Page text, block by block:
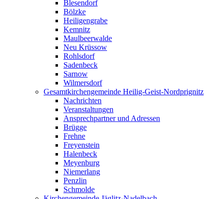
Blesendorf
Bölzke
Heiligengrabe
Kemnitz
Maulbeerwalde
Neu Krüssow
Rohlsdorf
Sadenbeck
Sarnow
Wilmersdorf
Gesamtkirchengemeinde Heilig-Geist-Nordprignitz
Nachrichten
Veranstaltungen
Ansprechpartner und Adressen
Brügge
Frehne
Freyenstein
Halenbeck
Meyenburg
Niemerlang
Penzlin
Schmolde